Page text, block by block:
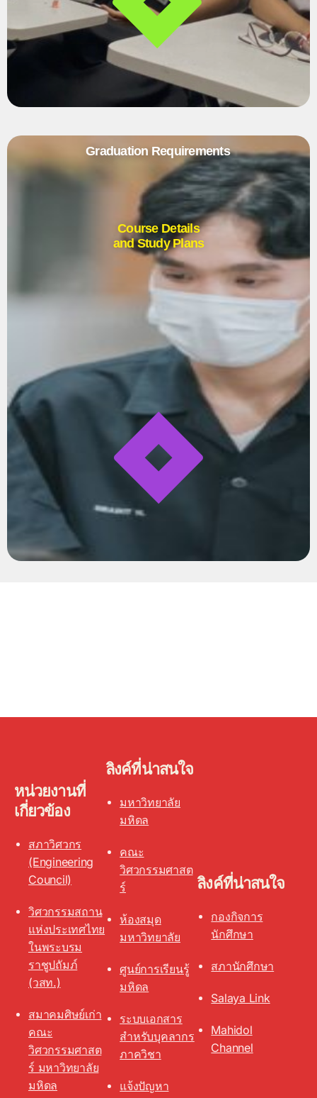
Graduation Requirements
Course Details
and Study Plans
หน่วยงานที่
เกี่ยวข้อง
สภาวิศวกร
(Engineering
Council)
วิศวกรรมสถาน
แห่งประเทศไทย
ในพระบรม
ราชูปถัมภ์
(วสท.)
สมาคมศิษย์เก่า
คณะ
วิศวกรรมศาสต
ร์ มหาวิทยาลัย
มหิดล
ลิงค์ที่น่าสนใจ
มหาวิทยาลัย
มหิดล
คณะ
วิศวกรรมศาสต
ร์
ห้องสมุด
มหาวิทยาลัย
ศูนย์การเรียนรู้
มหิดล
ระบบเอกสาร
สำหรับบุคลากร
ภาควิชา
แจ้งปัญหา
ลิงค์ที่น่าสนใจ
กองกิจการ
นักศึกษา
สภานักศึกษา
Salaya Link
Mahidol
Channel